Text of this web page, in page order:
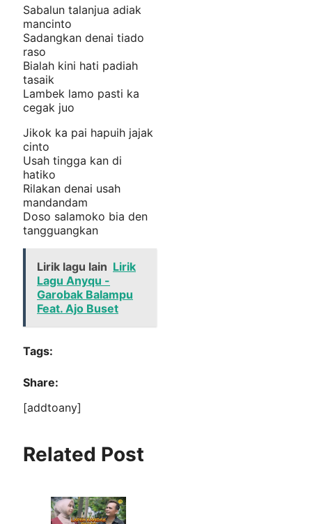
Sabalun talanjua adiak
mancinto
Sadangkan denai tiado
raso
Bialah kini hati padiah
tasaik
Lambek lamo pasti ka
cegak juo
Jikok ka pai hapuih jajak
cinto
Usah tingga kan di
hatiko
Rilakan denai usah
mandandam
Doso salamoko bia den
tangguangkan
Lirik lagu lain Lirik
Lagu Anyqu -
Garobak Balampu
Feat. Ajo Buset
Tags:
Share:
[addtoany]
Related Post